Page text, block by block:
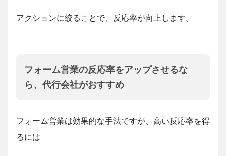
アクションに絞ることで、反応率が向上します。
フォーム営業の反応率をアップさせるな
ら、代行会社がおすすめ
フォーム営業は効果的な手法ですが、高い反応率を得
るには